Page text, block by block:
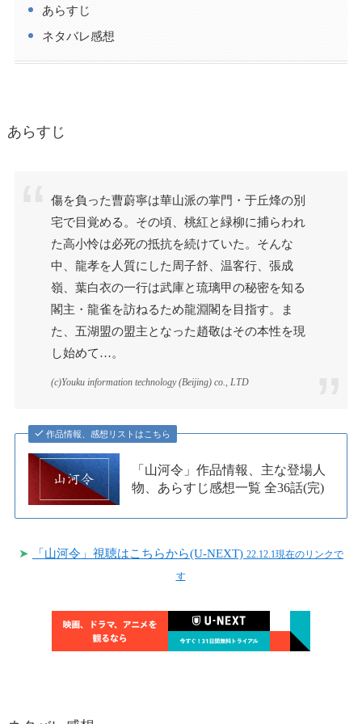
あらすじ
ネタバレ感想
あらすじ
傷を負った曹蔚寧は華山派の掌門・于丘烽の別
宅で目覚める。その頃、桃紅と緑柳に捕らわれ
た高小怜は必死の抵抗を続けていた。そんな
中、龍孝を人質にした周子舒、温客行、張成
嶺、葉白衣の一行は武庫と琉璃甲の秘密を知る
閣主・龍雀を訪ねるため龍淵閣を目指す。ま
た、五湖盟の盟主となった趙敬はその本性を現
し始めて…。
(c)Youku information technology (Beijing) co., LTD
作品情報、感想リストはこちら
「山河令」作品情報、主な登場人
物、あらすじ感想一覧 全36話(完)
➤ 「山河令」視聴はこちらから(U-NEXT) 22.12.1現在のリンクで
す